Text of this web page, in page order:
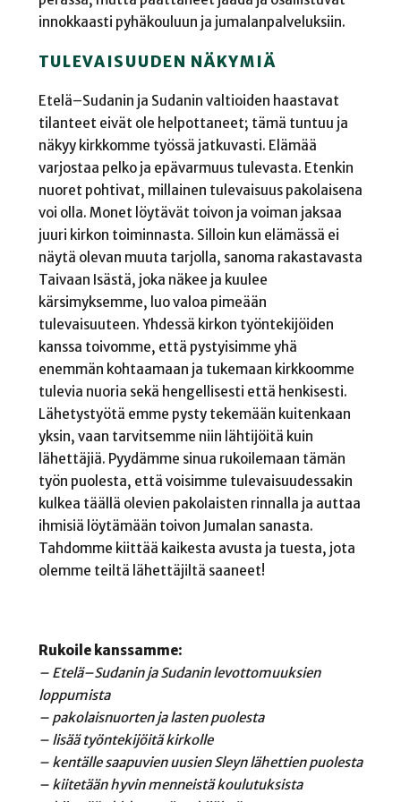
innokkaasti pyhäkouluun ja jumalanpalveluksiin.
TULEVAISUUDEN NÄKYMIÄ
Etelä–Sudanin ja Sudanin valtioiden haastavat
tilanteet eivät ole helpottaneet; tämä tuntuu ja
näkyy kirkkomme työssä jatkuvasti. Elämää
varjostaa pelko ja epävarmuus tulevasta. Etenkin
nuoret pohtivat, millainen tulevaisuus pakolaisena
voi olla. Monet löytävät toivon ja voiman jaksaa
juuri kirkon toiminnasta. Silloin kun elämässä ei
näytä olevan muuta tarjolla, sanoma rakastavasta
Taivaan Isästä, joka näkee ja kuulee
kärsimyksemme, luo valoa pimeään
tulevaisuuteen. Yhdessä kirkon työntekijöiden
kanssa toivomme, että pystyisimme yhä
enemmän kohtaamaan ja tukemaan kirkkoomme
tulevia nuoria sekä hengellisesti että henkisesti.
Lähetystyötä emme pysty tekemään kuitenkaan
yksin, vaan tarvitsemme niin lähtijöitä kuin
lähettäjiä. Pyydämme sinua rukoilemaan tämän
työn puolesta, että voisimme tulevaisuudessakin
kulkea täällä olevien pakolaisten rinnalla ja auttaa
ihmisiä löytämään toivon Jumalan sanasta.
Tahdomme kiittää kaikesta avusta ja tuesta, jota
olemme teiltä lähettäjiltä saaneet!
Rukoile kanssamme:
– Etelä–Sudanin ja Sudanin levottomuuksien
loppumista
– pakolaisnuorten ja lasten puolesta
– lisää työntekijöitä kirkolle
– kentälle saapuvien uusien Sleyn lähettien puolesta
– kiitetään hyvin menneistä koulutuksista